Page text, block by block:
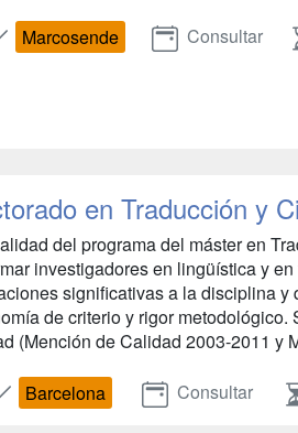
Marcosende Consultar
en Traducción y
del programa del máster en
investigadores en lingüística y
significativas a la disciplina y
de criterio y rigor metodológico.
(Mención de Calidad 2003-2011 y
Barcelona Consultar